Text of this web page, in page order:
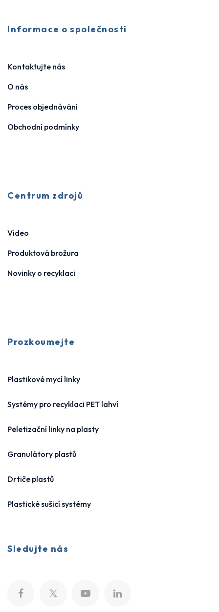
Informace o společnosti
Kontaktujte nás
O nás
Proces objednávání
Obchodní podmínky
Centrum zdrojů
Video
Produktová brožura
Novinky o recyklaci
Prozkoumejte
Plastikové mycí linky
Systémy pro recyklaci PET lahví
Peletizační linky na plasty
Granulátory plastů
Drtiče plastů
Plastické sušicí systémy
Sledujte nás